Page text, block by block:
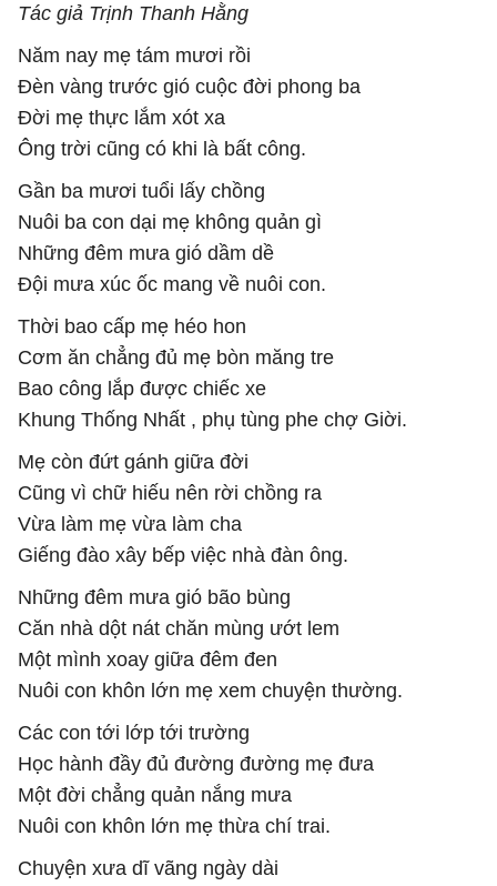
Tác giả Trịnh Thanh Hằng
Năm nay mẹ tám mươi rồi
Đèn vàng trước gió cuộc đời phong ba
Đời mẹ thực lắm xót xa
Ông trời cũng có khi là bất công.
Gần ba mươi tuổi lấy chồng
Nuôi ba con dại mẹ không quản gì
Những đêm mưa gió dầm dề
Đội mưa xúc ốc mang về nuôi con.
Thời bao cấp mẹ héo hon
Cơm ăn chẳng đủ mẹ bòn măng tre
Bao công lắp được chiếc xe
Khung Thống Nhất , phụ tùng phe chợ Giời.
Mẹ còn đứt gánh giữa đời
Cũng vì chữ hiếu nên rời chồng ra
Vừa làm mẹ vừa làm cha
Giếng đào xây bếp việc nhà đàn ông.
Những đêm mưa gió bão bùng
Căn nhà dột nát chăn mùng ướt lem
Một mình xoay giữa đêm đen
Nuôi con khôn lớn mẹ xem chuyện thường.
Các con tới lớp tới trường
Học hành đầy đủ đường đường mẹ đưa
Một đời chẳng quản nắng mưa
Nuôi con khôn lớn mẹ thừa chí trai.
Chuyện xưa dĩ vãng ngày dài